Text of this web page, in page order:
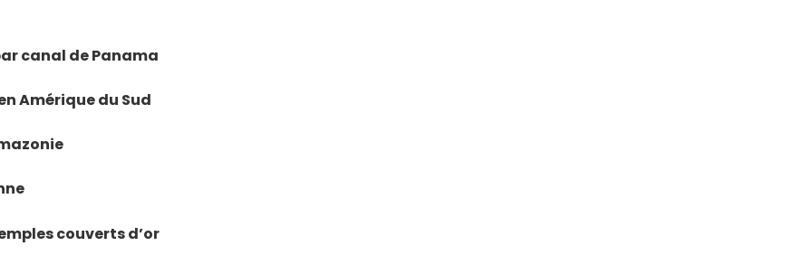
canal de Panama
Amérique du Sud
couverts d’or